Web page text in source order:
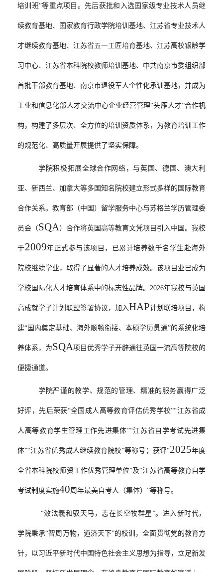
培训班”等重点项目。先后获批和入选国家级专业技术人员继
续教育基地、国家教育行政学院培训基地、江苏省专业技术人
才继续教育基地、江苏省五一工匠培育基地、江苏高校银龄学
习中心、江苏省本科院校教师培训基地、中共南京市委组织部
首批干部教育基地、南京市退役军人个性化承训基地，并成为
工业和信息化部人才交流中心企业经营管理“头雁人才”合作机
构，构建了多层次、全方位的培训资质体系，为教育培训工作
的规范化、高质量开展提供了坚实保障。
学院积极拓展全球合作网络，与英国、 德国、 澳大利
亚、新西兰、 加拿大等多国知名 院校建立形式多样的国际教育
合作关系。 教育部（中国）留学服务中心与苏格兰学历管理委
员会（SQA）合作将英国高等教育文凭项目引入中国。我校
于2009年正式参与该项目，已累计培养数千名学生赴海外
院校继续学业，取得了显著的人才培养成效。该项目业已成为
学校国际化人才培育体系中的标志性品牌。 2026年我校与英国
高成就学子计划联盟签署协议 ，加入HAP计划 联培项目，构
建“国内奠定基础、海外顺畅衔接、本硕学历贯通”的系统化培
养体系，为SQA项目 优秀学子开辟通往英国一流高等院校的
便捷通道。
学院严谨的教学、规范的管理、精准的服务赢得广泛
好评，先后荣获“全国成人高等教育评估优秀学校”“江苏省成
人高等教育学生管理工作先进集体”“江苏省自学考试先进集
体”“江苏省优秀成人继续教育院校”等称号；获评“2025年度
全省本科院校师资工作优秀管理单位”及“江苏省高等教育自学
考试制度实施40周年最美自考人（集体）”等称号。
“效法羲和驭天马，志在长空牧群星”。进入新时代，
学院秉承“智周万物，道济天下”的校训，全面贯彻党的教育方
针，以习近平新时代中国特色社会主义思想为指导，立足新发